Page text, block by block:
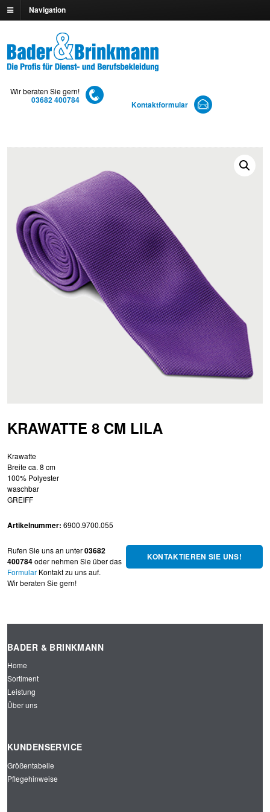
Navigation
Wir beraten Sie gern!
03682 400784 Kontaktformular
KRAWATTE 8 CM LILA
Krawatte
Breite ca. 8 cm
100% Polyester
waschbar
GREIFF
Artikelnummer: 6900.9700.055
KONTAKTIEREN SIE UNS!
Rufen Sie uns an unter03682
400784oder nehmen Sie über das
Formular Kontakt zu uns auf.
Wir beraten Sie gern!
BADER & BRINKMANN
Home
Sortiment
Leistung
Über uns
KUNDENSERVICE
Größentabelle
Pflegehinweise